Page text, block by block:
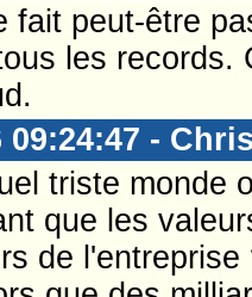
fait peut-être
les
09:24:47 -
triste monde
que les
de